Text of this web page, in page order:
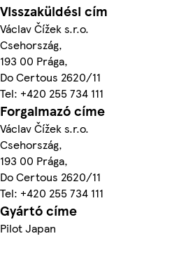
Visszaküldési cím
Václav Čížek s.r.o.
Csehország,
193 00 Prága,
Do Certous 2620/11
Tel: +420 255 734 111
Forgalmazó címe
Václav Čížek s.r.o.
Csehország,
193 00 Prága,
Do Certous 2620/11
Tel: +420 255 734 111
Gyártó címe
Pilot Japan